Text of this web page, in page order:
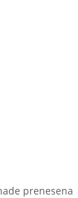
prenesena